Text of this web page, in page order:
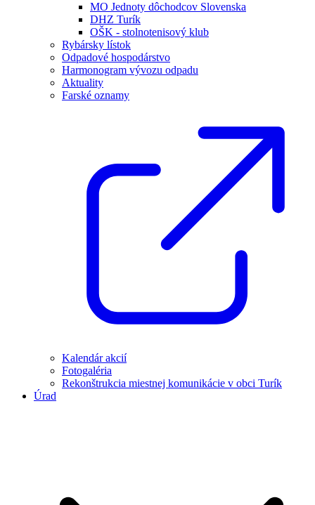
MO Jednoty dôchodcov Slovenska
DHZ Turík
OŠK - stolnotenisový klub
Rybársky lístok
Odpadové hospodárstvo
Harmonogram vývozu odpadu
Aktuality
Farské oznamy
Kalendár akcií
Fotogaléria
Rekonštrukcia miestnej komunikácie v obci Turík
Úrad